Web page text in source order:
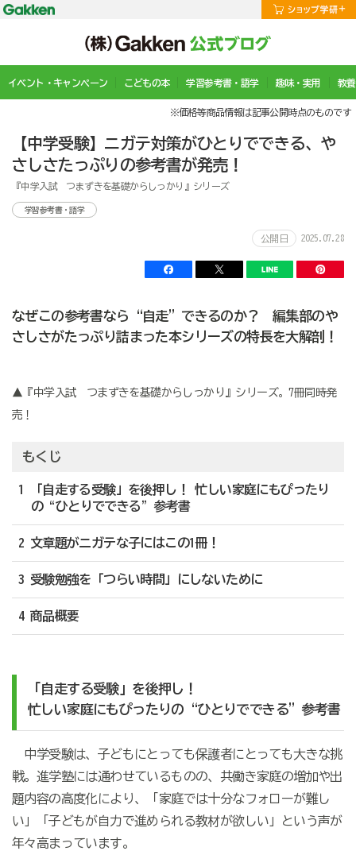
イベント・キャンペーン こどもの本 学習参考書・語学 趣味・実用 教
※価格等商品情報は記事公開時点のものです
【中学受験】ニガテ対策がひとりでできる、や
さしさたっぷりの参考書が発売！
『中学入試 つまずきを基礎からしっかり』シリーズ
学習参考書・語学
公開日 2025.07.28
なぜこの参考書なら“自走”できるのか？ 編集部のや
さしさがたっぷり詰まった本シリーズの特長を大解剖！
▲『中学入試 つまずきを基礎からしっかり』シリーズ。7冊同時発
売！
もくじ
1 「自走する受験」を後押し！ 忙しい家庭にもぴったり
の“ひとりでできる”参考書
2 文章題がニガテな子にはこの1冊！
3 受験勉強を「つらい時間」にしないために
4 商品概要
「自走する受験」を後押し！
忙しい家庭にもぴったりの“ひとりでできる”参考書
中学受験は、子どもにとっても保護者にとっても大きな挑
戦。進学塾には通わせているものの、共働き家庭の増加や出
題内容の高度化により、「家庭では十分なフォローが難し
い」「子どもが自力で進められる教材が欲しい」という声が
年々高まっています。